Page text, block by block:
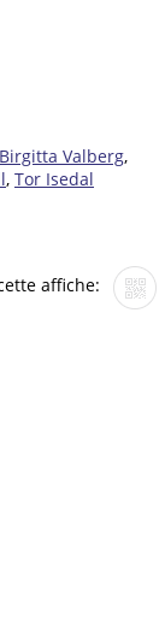
Birgitta Valberg,
, Tor Isedal
affiche: